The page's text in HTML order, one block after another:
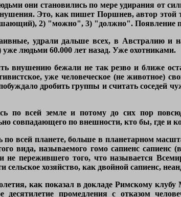
они становились по мере удирания от
Это, как пишет Поршнев, автор этой
2) "можно", 3) "должно". Появление
удрали дальше всех, в Австралию и
уже людьми 60.000 лет назад. Уже охотниками.
внушению бежали не так резво и ближе
уже человеческое (не животное)
дробить группы и считать соседей
по всей земле и потому до сих пор
совпадающего по внешности, кто бы, где и
всей планете, больше в планетарном
вида, называемого гомо сапиенс сапиенс
и не пережившего того, что называется
сельское хозяйство, как двойной сапиенс,
как показал в докладе Римскому клубу
промедления с отказом